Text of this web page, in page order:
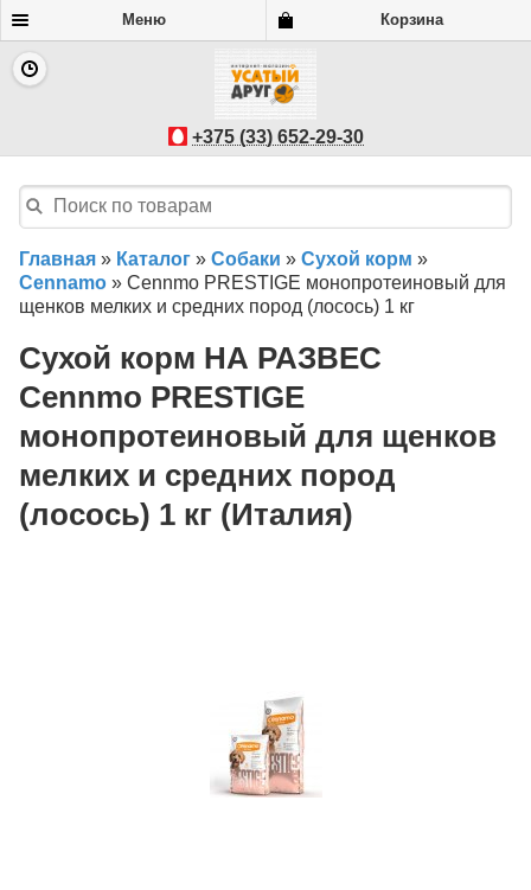
Меню Корзина
+375 (33) 652-29-30
Главная » Каталог » Собаки » Сухой корм »
Cennamo » Cennmo PRESTIGE монопротеиновый для
щенков мелких и средних пород (лосось) 1 кг
Сухой корм НА РАЗВЕС
Cennmo PRESTIGE
монопротеиновый для щенков
мелких и средних пород
(лосось) 1 кг (Италия)